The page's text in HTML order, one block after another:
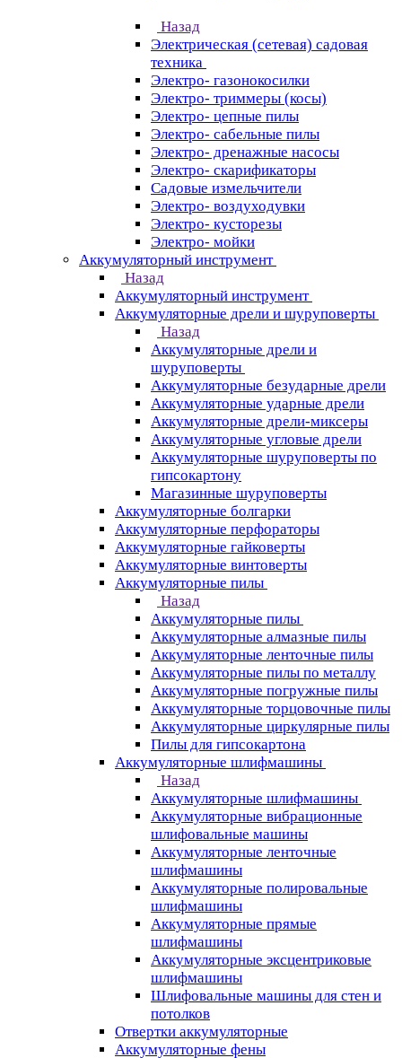
Назад
Электрическая (сетевая) садовая
техника
Электро- газонокосилки
Электро- триммеры (косы)
Электро- цепные пилы
Электро- сабельные пилы
Электро- дренажные насосы
Электро- скарификаторы
Садовые измельчители
Электро- воздуходувки
Электро- кусторезы
Электро- мойки
Аккумуляторный инструмент
Назад
Аккумуляторный инструмент
Аккумуляторные дрели и шуруповерты
Назад
Аккумуляторные дрели и
шуруповерты
Аккумуляторные безударные дрели
Аккумуляторные ударные дрели
Аккумуляторные дрели-миксеры
Аккумуляторные угловые дрели
Аккумуляторные шуруповерты по
гипсокартону
Магазинные шуруповерты
Аккумуляторные болгарки
Аккумуляторные перфораторы
Аккумуляторные гайковерты
Аккумуляторные винтоверты
Аккумуляторные пилы
Назад
Аккумуляторные пилы
Аккумуляторные алмазные пилы
Аккумуляторные ленточные пилы
Аккумуляторные пилы по металлу
Аккумуляторные погружные пилы
Аккумуляторные торцовочные пилы
Аккумуляторные циркулярные пилы
Пилы для гипсокартона
Аккумуляторные шлифмашины
Назад
Аккумуляторные шлифмашины
Аккумуляторные вибрационные
шлифовальные машины
Аккумуляторные ленточные
шлифмашины
Аккумуляторные полировальные
шлифмашины
Аккумуляторные прямые
шлифмашины
Аккумуляторные эксцентриковые
шлифмашины
Шлифовальные машины для стен и
потолков
Отвертки аккумуляторные
Аккумуляторные фены